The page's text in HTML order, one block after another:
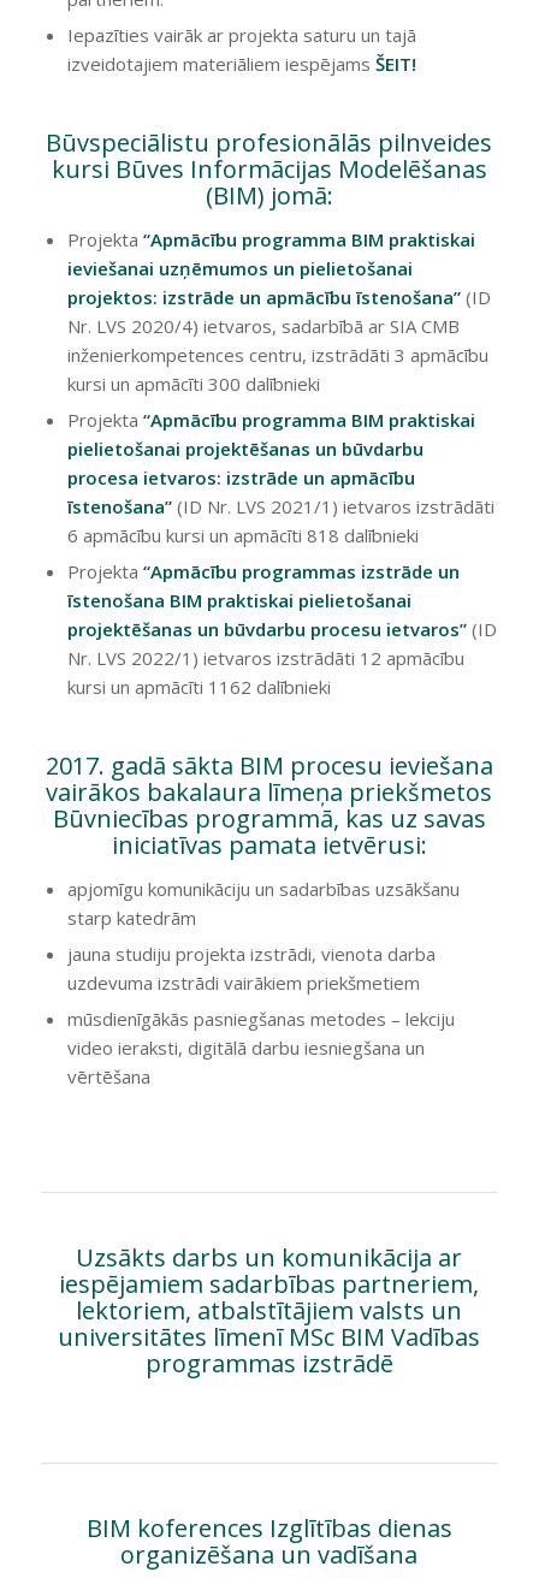
Iepazīties vairāk ar projekta saturu un tajā
izveidotajiem materiāliem iespējams ŠEIT!
Būvspeciālistu profesionālās pilnveides
kursi Būves Informācijas Modelēšanas
(BIM) jomā:
Projekta “Apmācību programma BIM praktiskai
ieviešanai uzņēmumos un pielietošanai
projektos: izstrāde un apmācību īstenošana” (ID
Nr. LVS 2020/4) ietvaros, sadarbībā ar SIA CMB
inženierkompetences centru, izstrādāti 3 apmācību
kursi un apmācīti 300 dalībnieki
Projekta “Apmācību programma BIM praktiskai
pielietošanai projektēšanas un būvdarbu
procesa ietvaros: izstrāde un apmācību
īstenošana” (ID Nr. LVS 2021/1) ietvaros izstrādāti
6 apmācību kursi un apmācīti 818 dalībnieki
Projekta “Apmācību programmas izstrāde un
īstenošana BIM praktiskai pielietošanai
projektēšanas un būvdarbu procesu ietvaros” (ID
Nr. LVS 2022/1) ietvaros izstrādāti 12 apmācību
kursi un apmācīti 1162 dalībnieki
2017. gadā sākta BIM procesu ieviešana
vairākos bakalaura līmeņa priekšmetos
Būvniecības programmā, kas uz savas
iniciatīvas pamata ietvērusi:
apjomīgu komunikāciju un sadarbības uzsākšanu
starp katedrām
jauna studiju projekta izstrādi, vienota darba
uzdevuma izstrādi vairākiem priekšmetiem
mūsdienīgākās pasniegšanas metodes – lekciju
video ieraksti, digitālā darbu iesniegšana un
vērtēšana
Uzsākts darbs un komunikācija ar
iespējamiem sadarbības partneriem,
lektoriem, atbalstītājiem valsts un
universitātes līmenī MSc BIM Vadības
programmas izstrādē
BIM koferences Izglītības dienas
organizēšana un vadīšana